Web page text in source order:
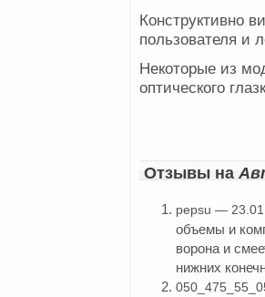
Конструктивно
пользователя и
Некоторые из
оптического
Отзывы на
pepsu —
объемы и
ворона и
нижних